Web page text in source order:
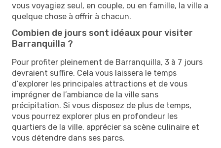
vous voyagiez seul, en couple, ou en famille, la ville a
quelque chose à offrir à chacun.
Combien de jours sont idéaux pour visiter
Barranquilla ?
Pour profiter pleinement de Barranquilla, 3 à 7 jours
devraient suffire. Cela vous laissera le temps
d’explorer les principales attractions et de vous
imprégner de l’ambiance de la ville sans
précipitation. Si vous disposez de plus de temps,
vous pourrez explorer plus en profondeur les
quartiers de la ville, apprécier sa scène culinaire et
vous détendre dans ses parcs.